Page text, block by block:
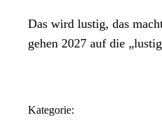
Das wird lustig, das
gehen 2027 auf die
Kategorie: